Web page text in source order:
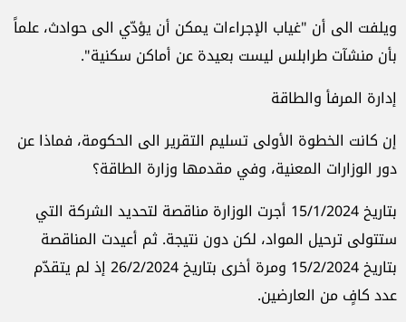
ويلفت الى أن "غياب الإجراءات يمكن أن يؤدّي الى حوادث، علماً
بأن منشآت طرابلس ليست بعيدة عن أماكن سكنية".
إدارة المرفأ والطاقة
إن كانت الخطوة الأولى تسليم التقرير الى الحكومة، فماذا عن
دور الوزارات المعنية، وفي مقدمها وزارة الطاقة؟
بتاريخ 15/1/2024 أجرت الوزارة مناقصة لتحديد الشركة التي
ستتولى ترحيل المواد، لكن دون نتيجة. ثم أعيدت المناقصة
بتاريخ 15/2/2024 ومرة أخرى بتاريخ 26/2/2024 إذ لم يتقدّم
عدد كافٍ من العارضين.